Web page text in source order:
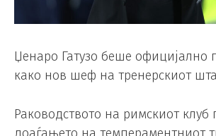
Џенаро Гатузо беше официјално
како нов шеф на тренерскиот
Раководството на римскиот клуб